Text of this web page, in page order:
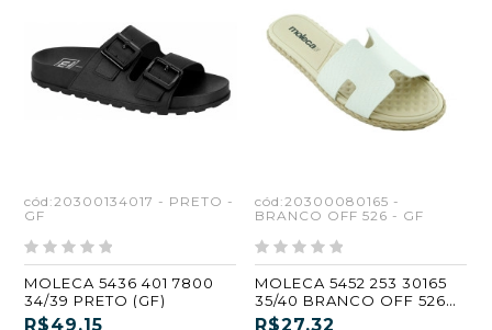
cód:20300134017 - PRETO -
GF
MOLECA 5436 401 7800
34/39 PRETO (GF)
R$49,15
cód:20300080165 -
BRANCO OFF 526 - GF
MOLECA 5452 253 30165
35/40 BRANCO OFF 526
(GF)
R$27,32